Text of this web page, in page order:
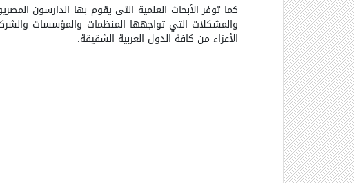
كما توفر الأبحاث العلمية التى يقوم بها الدارسون
والمشكلات التي تواجهها المنظمات والمؤسسات
الأعزاء من كافة الدول العربية الشقيقة.